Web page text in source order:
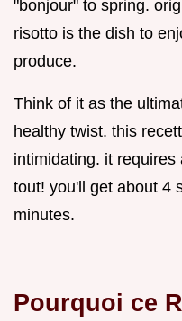
"bonjour" to spring.
risotto is the dish to
produce.
Think of it as the
healthy twist. this
intimidating. it
tout! you'll get about 4
minutes.
Pourquoi ce